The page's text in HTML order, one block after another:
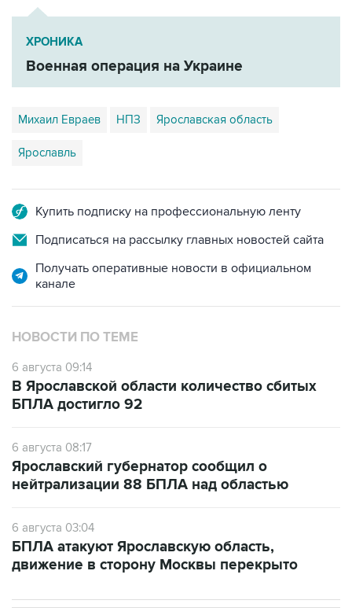
ХРОНИКА
Военная операция на Украине
Михаил Евраев НПЗ Ярославская область
Ярославль
Купить подписку на профессиональную ленту
Подписаться на рассылку главных новостей сайта
Получать оперативные новости в официальном
канале
НОВОСТИ ПО ТЕМЕ
6 августа 09:14
В Ярославской области количество сбитых
БПЛА достигло 92
6 августа 08:17
Ярославский губернатор сообщил о
нейтрализации 88 БПЛА над областью
6 августа 03:04
БПЛА атакуют Ярославскую область,
движение в сторону Москвы перекрыто